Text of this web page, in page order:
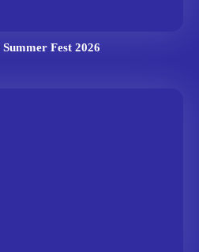
Fest 2026